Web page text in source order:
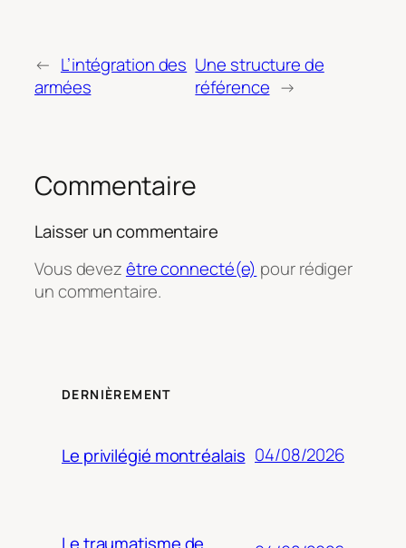
← L’intégration des
armées
Une structure de
référence →
Commentaire
Laisser un commentaire
Vous devezêtre connecté(e) pour rédiger
un commentaire.
DERNIÈREMENT
Le privilégié montréalais 04/08/2026
Le traumatisme de